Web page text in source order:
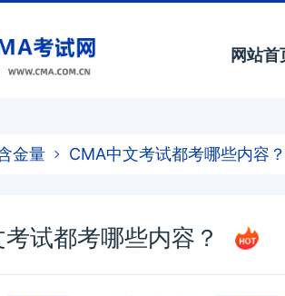
网站首
金量 CMA中文考试都考哪些内容？
试都考哪些内容？